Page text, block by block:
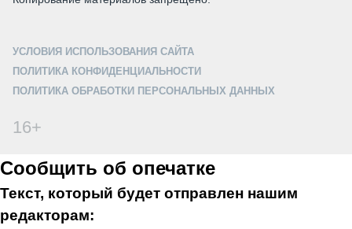
УСЛОВИЯ ИСПОЛЬЗОВАНИЯ САЙТА
ПОЛИТИКА КОНФИДЕНЦИАЛЬНОСТИ
ПОЛИТИКА ОБРАБОТКИ ПЕРСОНАЛЬНЫХ ДАННЫХ
16+
Сообщить об опечатке
Текст, который будет отправлен нашим
редакторам: